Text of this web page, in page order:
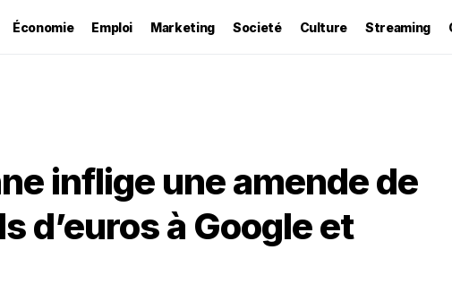
Économie Emploi Marketing Societé Culture Streaming
inflige une amende de
d’euros à Google et